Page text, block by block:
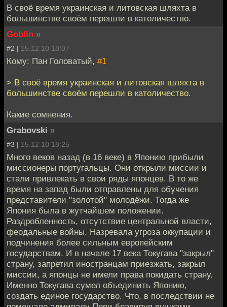
В своё время украинская и литовская шляхта в
большинстве своём перешли в католичество.
Goblin »
#2 | 15.12.10 18:07
Кому: Пан Головатый, #1
> В своё время украинская и литовская шляхта в
большинстве своём перешли в католичество.
Какие сомнения.
Grabovski »
#3 | 15.12.10 18:25
Много веков назад (в 16 веке) в Японию прибыли
миссионеры португальцы. Они открыли миссии и
стали привлекать в свои ряды японцев. В то же
время на запад были отправлены для обучения
представители "золотой" молодёжи. Тогда же
Япония была в жутчайшем положении.
Раздробленность, отсутствие центральной власти,
феодальные войны. Назревала угроза оккупации и
подчинения более сильным европейским
государствам. И в начале 17 века Токугава "закрыл"
страну, запретил иностранцам приезжать, закрыл
миссии, а японцы не имели права покидать страну.
Именно Токугава сумел объединить Японию,
создать единое государство. Что, в последствии не